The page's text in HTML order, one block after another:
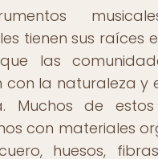
tienen sus raíces
las
con la naturaleza y
Muchos de estos
con materiales
huesos,